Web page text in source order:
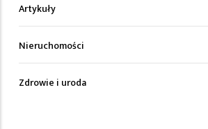
Artykuły
Nieruchomości
Zdrowie i uroda